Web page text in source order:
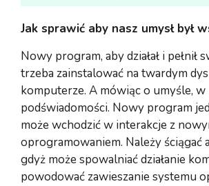
Jak sprawić aby nasz umysł był
Nowy program, aby działał i pełnił
trzeba zainstalować na twardym
komputerze. A mówiąc o umyśle, w
podświadomości. Nowy program
może wchodzić w interakcje z
oprogramowaniem. Należy ściągać
gdyż może spowalniać działanie
powodować zawieszanie systemu